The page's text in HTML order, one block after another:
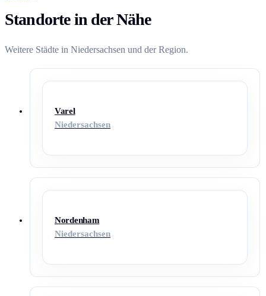
Standorte in der Nähe
Weitere Städte in Niedersachsen und der Region.
Varel
Niedersachsen
Nordenham
Niedersachsen